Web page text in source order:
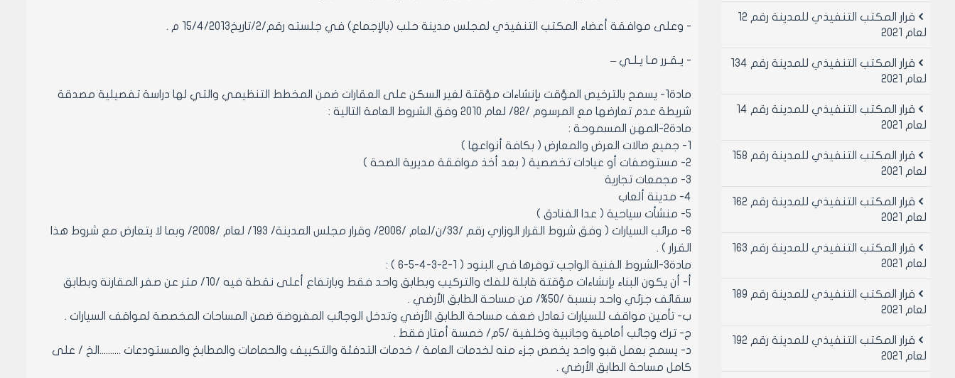
- وعلى موافقة أعضاء المكتب التنفيذي لمجلس مدينة حلب (بالإجماع) في جلسته رقم/2/تاريخ15/4/2013 م .
- يـقـرر مـا يـلـي –
مادة1- يسمح بالترخيص المؤقت بإنشاءات مؤقتة لغير السكن على العقارات ضمن المخطط التنظيمي والتي لها دراسة تفصيلية مصدقة
شريطة عدم تعارضها مع المرسوم /82/ لعام 2010 وفق الشروط العامة التالية :
مادة2-المهن المسموحة :
1- جميع صالات العرض والمعارض ( بكافة أنواعها )
2- مستوصفات أو عيادات تخصصية ( بعد أخذ موافقة مديرية الصحة )
3- مجمعات تجارية
4- مدينة ألعاب
5- منشأت سياحية ( عدا الفنادق )
6- مرائب السيارات ( وفق شروط القرار الوزاري رقم /33/ن/لعام /2006/ وقرار مجلس المدينة/ 193/ لعام /2008/ وبما لا يتعارض مع شروط هذا
القرار ) .
مادة3-الشروط الفنية الواجب توفرها في البنود ( 1-2-3-4-5-6 ) :
أ‌- أن يكون البناء بإنشاءات مؤقتة قابلة للفك والتركيب وبطابق واحد فقط وبارتفاع أعلى نقطة فيه /10/ متر عن صفر المقارنة وبطابق
سقائف جزئي واحد بنسبة /50%/ من مساحة الطابق الأرضي .
ب‌- تأمين مواقف للسيارات تعادل ضعف مساحة الطابق الأرضي وتدخل الوجائب المفروضة ضمن المساحات المخصصة لمواقف السيارات .
ج- ترك وجائب أمامية وجانبية وخلفية /5م/ خمسة أمتار فقط .
د- يسمح بعمل قبو واحد يخصص جزء منه لخدمات العامة / خدمات التدفئة والتكييف والحمامات والمطابخ والمستودعات ..........الخ / على
كامل مساحة الطابق الأرضي .
قرار المكتب التنفيذي للمدينة رقم 12
لعام 2021
قرار المكتب التنفيذي للمدينة رقم 134
لعام 2021
قرار المكتب التنفيذي للمدينة رقم 14
لعام 2021
قرار المكتب التنفيذي للمدينة رقم 158
لعام 2021
قرار المكتب التنفيذي للمدينة رقم 162
لعام 2021
قرار المكتب التنفيذي للمدينة رقم 163
لعام 2021
قرار المكتب التنفيذي للمدينة رقم 189
لعام 2021
قرار المكتب التنفيذي للمدينة رقم 192
لعام 2021